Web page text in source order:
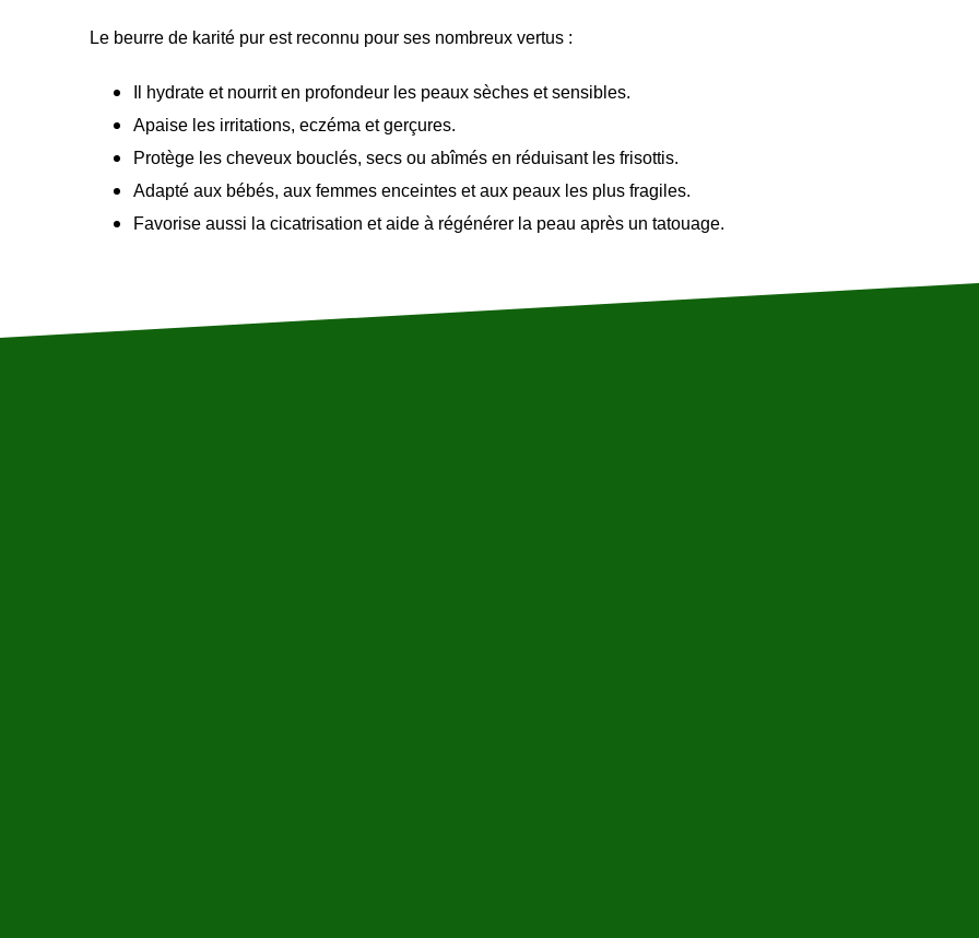
Le beurre de karité pur est reconnu pour ses nombreux vertus :
Il hydrate et nourrit en profondeur les peaux sèches et sensibles.
Apaise les irritations, eczéma et gerçures.
Protège les cheveux bouclés, secs ou abîmés en réduisant les frisottis.
Adapté aux bébés, aux femmes enceintes et aux peaux les plus fragiles.
Favorise aussi la cicatrisation et aide à régénérer la peau après un tatouage.